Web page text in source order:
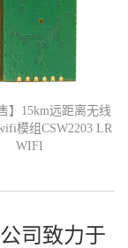
】15km远距离无线
模组CSW2203 LR
WIFI
司致力于